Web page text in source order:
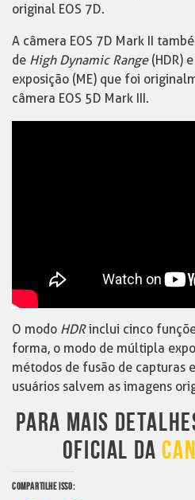
original EOS 7D.
A câmera EOS 7D Mark II
de High Dynamic Range(HDR)
exposição (ME) que foi
câmera EOS 5D Mark III.
O modo HDRinclui cinco
forma, o modo de múltipla
métodos de fusão de capturas
usuários salvem as imagens
PARA MAIS
OFICIAL DA
COMPARTILHE ISSO: